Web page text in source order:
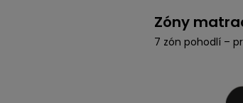
Zóny
7 zón pohodlí –